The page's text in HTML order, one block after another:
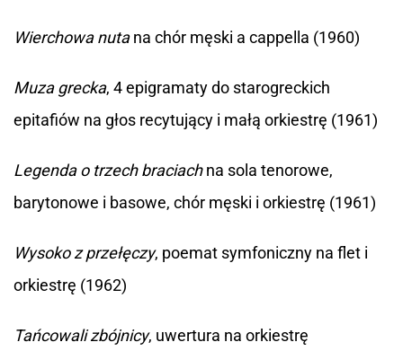
Wierchowa nutana chór męski a cappella (1960)
Muza grecka, 4 epigramaty do starogreckich
epitafiów na głos recytujący i małą orkiestrę (1961)
Legenda o trzech braciachna sola tenorowe,
barytonowe i basowe, chór męski i orkiestrę (1961)
Wysoko z przełęczy, poemat symfoniczny na flet i
orkiestrę (1962)
Tańcowali zbójnicy, uwertura na orkiestrę